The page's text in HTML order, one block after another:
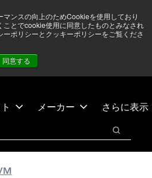
マンスの向上のためCookieを使用しており
ことでcookie使用に同意したものとみなされ
ポリシーとクッキーポリシーをご覧くださ
同意する
詳しい情報はこちら➜
メーカー さらに表示
検索